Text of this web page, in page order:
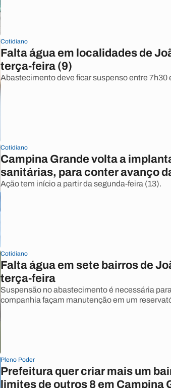
Cotidiano
Falta água em localidades de
terça-feira (9)
Abastecimento deve ficar suspenso entre 7h30
Cotidiano
Campina Grande volta a
sanitárias, para conter avanço
Ação tem início a partir da segunda-feira (13).
Cotidiano
Falta água em sete bairros de
terça-feira
Suspensão no abastecimento é necessária
companhia façam manutenção em um
Pleno Poder
Prefeitura quer criar mais um
limites de outros 8 em Campina